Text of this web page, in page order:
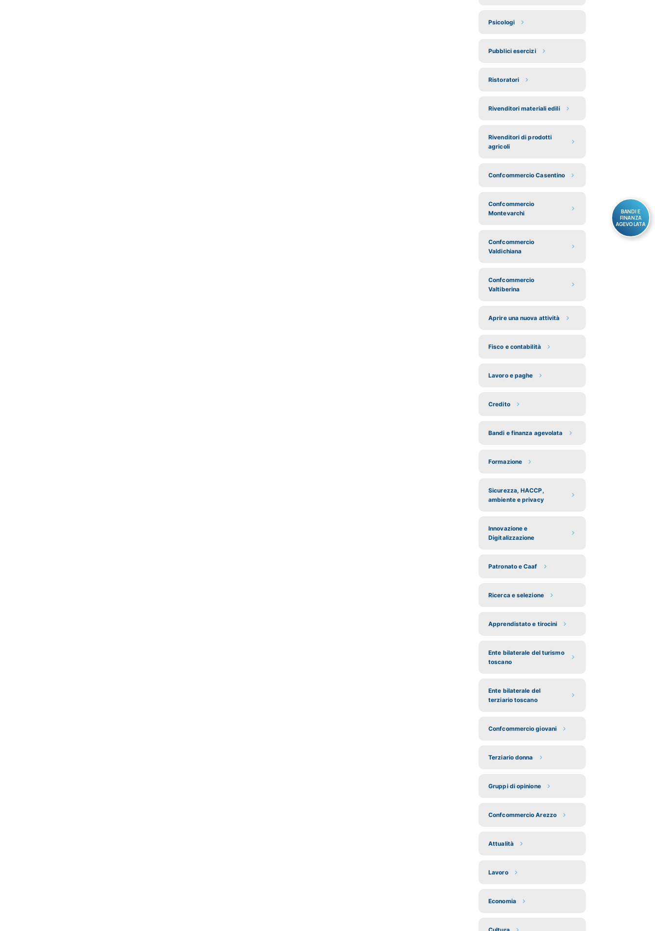
BANDI E
FINANZA
AGEVOLATA
Psicologi
Pubblici esercizi
Ristoratori
Rivenditori materiali edili
Rivenditori di prodotti
agricoli
Confcommercio Casentino
Confcommercio
Montevarchi
Confcommercio
Valdichiana
Confcommercio
Valtiberina
Aprire una nuova attività
Fisco e contabilità
Lavoro e paghe
Credito
Bandi e finanza agevolata
Formazione
Sicurezza, HACCP,
ambiente e privacy
Innovazione e
Digitalizzazione
Patronato e Caaf
Ricerca e selezione
Apprendistato e tirocini
Ente bilaterale del turismo
toscano
Ente bilaterale del
terziario toscano
Confcommercio giovani
Terziario donna
Gruppi di opinione
Confcommercio Arezzo
Attualità
Lavoro
Economia